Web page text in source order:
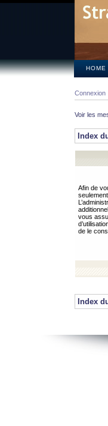
HOME
Connexion
Voir les
Index
Afin de
vous
de le
Index